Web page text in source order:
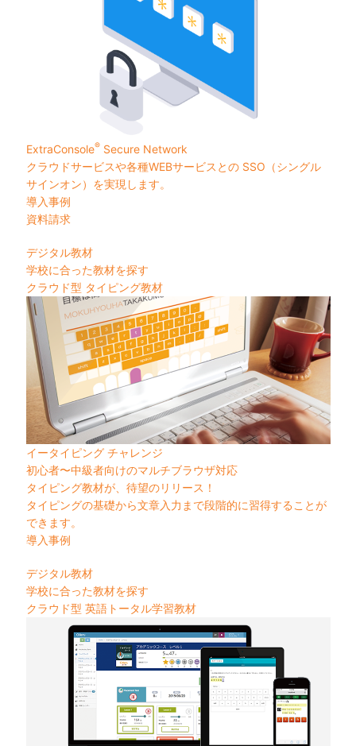
ExtraConsole®Secure Network
クラウドサービスや各種WEBサービスとの SSO（シングル
サインオン）を実現します。
導入事例
資料請求
デジタル教材
学校に合った教材を探す
クラウド型 タイピング教材
イータイピング チャレンジ
初心者〜中級者向けのマルチブラウザ対応
タイピング教材が、待望のリリース！
タイピングの基礎から文章入力まで段階的に習得することが
できます。
導入事例
デジタル教材
学校に合った教材を探す
クラウド型 英語トータル学習教材